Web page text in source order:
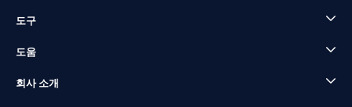
도구
도움
회사 소개